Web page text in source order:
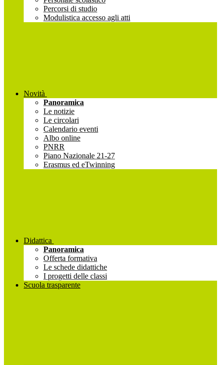
Percorsi di studio
Modulistica accesso agli atti
Novità
Panoramica
Le notizie
Le circolari
Calendario eventi
Albo online
PNRR
Piano Nazionale 21-27
Erasmus ed eTwinning
Didattica
Panoramica
Offerta formativa
Le schede didattiche
I progetti delle classi
Scuola trasparente